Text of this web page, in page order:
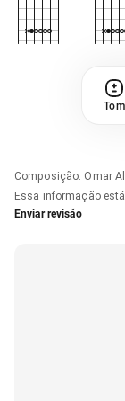
Tom
Composição: Omar
Essa informação
Enviar revisão